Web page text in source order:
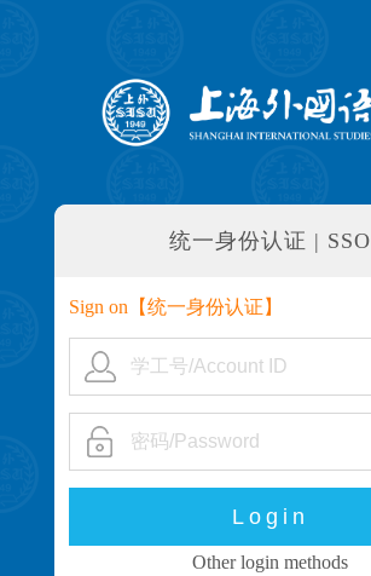
统一身份认证 | SSO
Sign on【统一身份认证 】
Other login methods